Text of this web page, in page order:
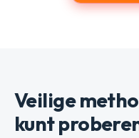
Veilige
kunt